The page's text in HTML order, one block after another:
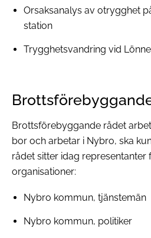
Orsaksanalys av otrygghet
station
Trygghetsvandring vid
Brottsförebyggande rådet
bor och arbetar i Nybro, ska
rådet sitter idag representanter
organisationer:
Nybro kommun, tjänstemän
Nybro kommun, politiker